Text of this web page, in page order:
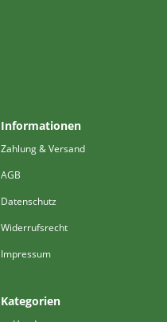
Informationen
Zahlung & Versand
AGB
Datenschutz
Widerrufsrecht
Impressum
Kategorien